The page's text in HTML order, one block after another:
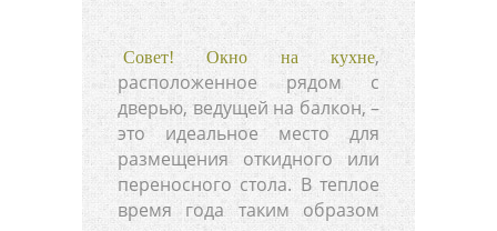
Совет! Окно на кухне,
расположенное рядом с
дверью, ведущей на балкон, –
это идеальное место для
размещения откидного или
переносного стола. В теплое
время года таким образом